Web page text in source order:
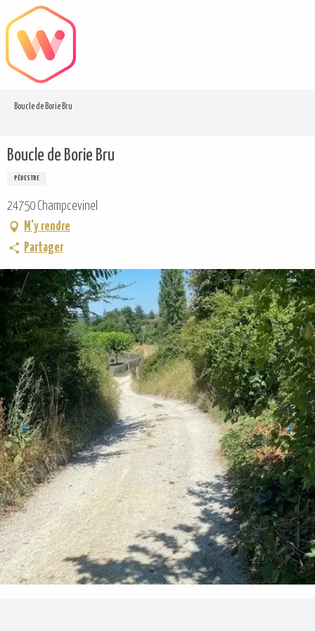
au
contenu
principal
Boucle de Borie Bru
Boucle de Borie Bru
PÉDESTRE
24750 Champcevinel
M'y rendre
Partager